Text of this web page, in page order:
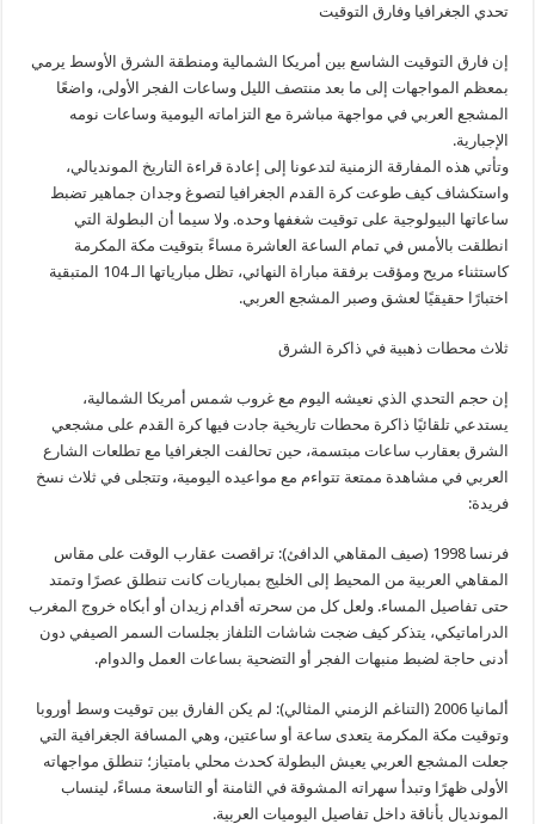
​تحدي الجغرافيا وفارق التوقيت
​إن فارق التوقيت الشاسع بين أمريكا الشمالية ومنطقة الشرق الأوسط يرمي
بمعظم المواجهات إلى ما بعد منتصف الليل وساعات الفجر الأولى، واضعًا
المشجع العربي في مواجهة مباشرة مع التزاماته اليومية وساعات نومه
الإجبارية.
​وتأتي هذه المفارقة الزمنية لتدعونا إلى إعادة قراءة التاريخ المونديالي،
واستكشاف كيف طوعت كرة القدم الجغرافيا لتصوغ وجدان جماهير تضبط
ساعاتها البيولوجية على توقيت شغفها وحده. ولا سيما أن البطولة التي
انطلقت بالأمس في تمام الساعة العاشرة مساءً بتوقيت مكة المكرمة
كاستثناء مريح ومؤقت برفقة مباراة النهائي، تظل مبارياتها الـ 104 المتبقية
اختبارًا حقيقيًا لعشق وصبر المشجع العربي.
​ثلاث محطات ذهبية في ذاكرة الشرق
​إن حجم التحدي الذي نعيشه اليوم مع غروب شمس أمريكا الشمالية،
يستدعي تلقائيًا ذاكرة محطات تاريخية جادت فيها كرة القدم على مشجعي
الشرق بعقارب ساعات مبتسمة، حين تحالفت الجغرافيا مع تطلعات الشارع
العربي في مشاهدة ممتعة تتواءم مع مواعيده اليومية، وتتجلى في ثلاث نسخ
فريدة:
​فرنسا 1998 (صيف المقاهي الدافئ): تراقصت عقارب الوقت على مقاس
المقاهي العربية من المحيط إلى الخليج بمباريات كانت تنطلق عصرًا وتمتد
حتى تفاصيل المساء. ولعل كل من سحرته أقدام زيدان أو أبكاه خروج المغرب
الدراماتيكي، يتذكر كيف ضجت شاشات التلفاز بجلسات السمر الصيفي دون
أدنى حاجة لضبط منبهات الفجر أو التضحية بساعات العمل والدوام.
​ألمانيا 2006 (التناغم الزمني المثالي): لم يكن الفارق بين توقيت وسط أوروبا
وتوقيت مكة المكرمة يتعدى ساعة أو ساعتين، وهي المسافة الجغرافية التي
جعلت المشجع العربي يعيش البطولة كحدث محلي بامتياز؛ تنطلق مواجهاته
الأولى ظهرًا وتبدأ سهراته المشوقة في الثامنة أو التاسعة مساءً، لينساب
المونديال بأناقة داخل تفاصيل اليوميات العربية.